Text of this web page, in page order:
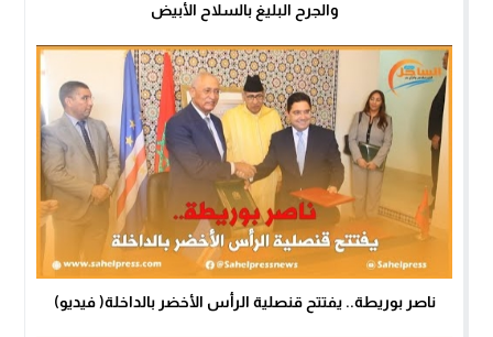
والجرح البليغ بالسلاح الأبيض
ناصر بوريطة.. يفتتح قنصلية الرأس الأخضر بالداخلة( فيديو)